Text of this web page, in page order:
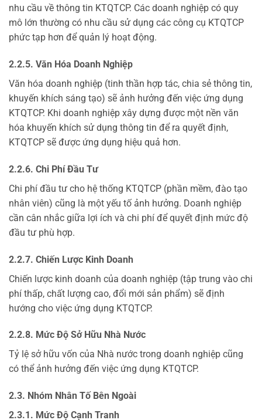
nhu cầu về thông tin KTQTCP. Các doanh nghiệp có quy
mô lớn thường có nhu cầu sử dụng các công cụ KTQTCP
phức tạp hơn để quản lý hoạt động.
2.2.5. Văn Hóa Doanh Nghiệp
Văn hóa doanh nghiệp (tinh thần hợp tác, chia sẻ thông tin,
khuyến khích sáng tạo) sẽ ảnh hưởng đến việc ứng dụng
KTQTCP. Khi doanh nghiệp xây dựng được một nền văn
hóa khuyến khích sử dụng thông tin để ra quyết định,
KTQTCP sẽ được ứng dụng hiệu quả hơn.
2.2.6. Chi Phí Đầu Tư
Chi phí đầu tư cho hệ thống KTQTCP (phần mềm, đào tạo
nhân viên) cũng là một yếu tố ảnh hưởng. Doanh nghiệp
cần cân nhắc giữa lợi ích và chi phí để quyết định mức độ
đầu tư phù hợp.
2.2.7. Chiến Lược Kinh Doanh
Chiến lược kinh doanh của doanh nghiệp (tập trung vào chi
phí thấp, chất lượng cao, đổi mới sản phẩm) sẽ định
hướng cho việc ứng dụng KTQTCP.
2.2.8. Mức Độ Sở Hữu Nhà Nước
Tỷ lệ sở hữu vốn của Nhà nước trong doanh nghiệp cũng
có thể ảnh hưởng đến việc ứng dụng KTQTCP.
2.3. Nhóm Nhân Tố Bên Ngoài
2.3.1. Mức Độ Cạnh Tranh